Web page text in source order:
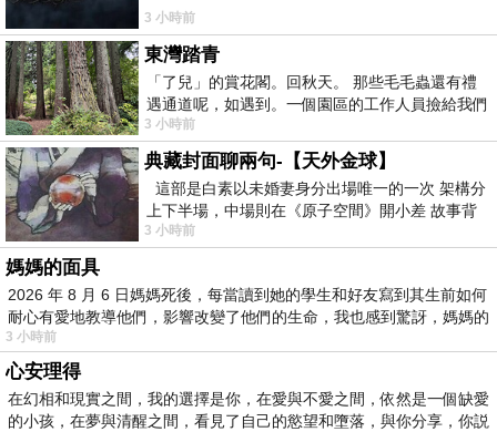
3 小時前
東灣踏青
「了兒」的賞花閣。回秋天。 那些毛毛蟲還有禮
遇通道呢，如遇到。一個園區的工作人員撿給我們
細賞。
3 小時前
典藏封面聊兩句-【天外金球】
這部是白素以未婚妻身分出場唯一的一次 架構分
上下半場，中場則在《原子空間》開小差 故事背
景影射西藏境外流亡 地下組織
3 小時前
媽媽的面具
2026 年 8 月 6 日媽媽死後，每當讀到她的學生和好友寫到其生前如何
耐心有愛地教導他們，影響改變了他們的生命，我也感到驚訝，媽媽的
3 小時前
心安理得
在幻相和現實之間，我的選擇是你，在愛與不愛之間，依然是一個缺愛
的小孩，在夢與清醒之間，看見了自己的慾望和墮落，與你分享，你説